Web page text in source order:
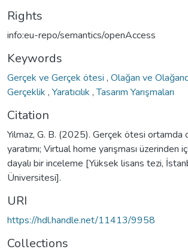
Rights
info:eu-repo/semantics/openAccess
Keywords
Gerçek ve Gerçek ötesi , Olağan ve
Gerçeklik , Yaratıcılık ,Tasarım Yarışmaları
Citation
Yılmaz, G. B. (2025). Gerçek ötesi ortamda
yaratımı; Virtual home yarışması üzerinden
dayalı bir inceleme [Yüksek lisans tezi,
Üniversitesi].
URI
https://hdl.handle.net/11413/9958
Collections